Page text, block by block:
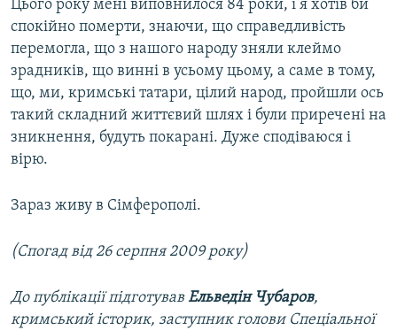
Цього року мені виповнилося 84 роки, і я хотів би
спокійно померти, знаючи, що справедливість
перемогла, що з нашого народу зняли клеймо
зрадників, що винні в усьому цьому, а саме в тому,
що, ми, кримські татари, цілий народ, пройшли ось
такий складний життєвий шлях і були приречені на
зникнення, будуть покарані. Дуже сподіваюся і
вірю.
Зараз живу в Сімферополі.
(Спогад від 26 серпня 2009 року)
До публікації підготував Ельведін Чубаров,
кримський історик, заступник голови Спеціальної